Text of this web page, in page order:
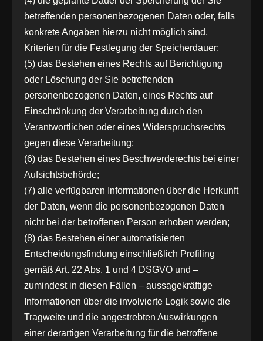
betreffenden personenbezogenen Daten oder, falls
konkrete Angaben hierzu nicht möglich sind,
Kriterien für die Festlegung der Speicherdauer;
(5) das Bestehen eines Rechts auf Berichtigung
oder Löschung der Sie betreffenden
personenbezogenen Daten, eines Rechts auf
Einschränkung der Verarbeitung durch den
Verantwortlichen oder eines Widerspruchsrechts
gegen diese Verarbeitung;
(6) das Bestehen eines Beschwerderechts bei einer
Aufsichtsbehörde;
(7) alle verfügbaren Informationen über die Herkunft
der Daten, wenn die personenbezogenen Daten
nicht bei der betroffenen Person erhoben werden;
(8) das Bestehen einer automatisierten
Entscheidungsfindung einschließlich Profiling
gemäß Art. 22 Abs. 1 und 4 DSGVO und –
zumindest in diesen Fällen – aussagekräftige
Informationen über die involvierte Logik sowie die
Tragweite und die angestrebten Auswirkungen
einer derartigen Verarbeitung für die betroffene